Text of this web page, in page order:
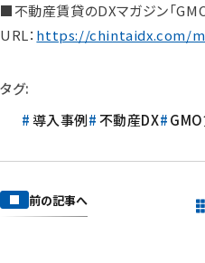
■不動産賃貸のDXマガジン「
URL： https://chintaidx.com/
タグ:
導入事例
不動産DX
前の記事へ